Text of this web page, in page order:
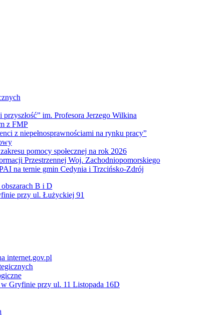
im. Profesora Jerzego Wilkina
z FMP
z niepełnosprawnościami na rynku pracy”
pomocy społecznej na rok 2026
Przestrzennej Woj. Zachodniopomorskiego
na ternie gmin Cedynia i Trzcińsko-Zdrój